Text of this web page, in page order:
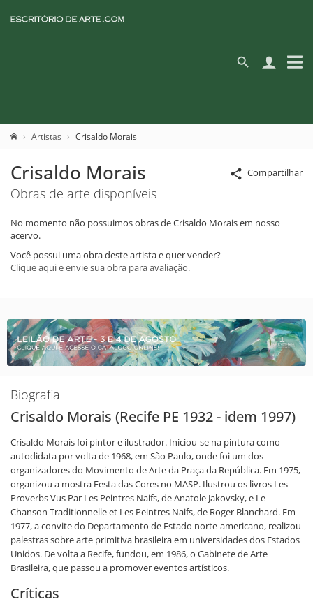
Artistas Crisaldo Morais
Compartilhar
Crisaldo Morais
Obras de arte disponíveis
No momento não possuimos obras de Crisaldo Morais em nosso
acervo.
Você possui uma obra deste artista e quer vender?
Clique aqui e envie sua obra para avaliação.
Biografia
Crisaldo Morais (Recife PE 1932 - idem 1997)
Crisaldo Morais foi pintor e ilustrador. Iniciou-se na pintura como
autodidata por volta de 1968, em São Paulo, onde foi um dos
organizadores do Movimento de Arte da Praça da República. Em 1975,
organizou a mostra Festa das Cores no MASP. Ilustrou os livros Les
Proverbs Vus Par Les Peintres Naifs, de Anatole Jakovsky, e Le
Chanson Traditionnelle et Les Peintres Naifs, de Roger Blanchard. Em
1977, a convite do Departamento de Estado norte-americano, realizou
palestras sobre arte primitiva brasileira em universidades dos Estados
Unidos. De volta a Recife, fundou, em 1986, o Gabinete de Arte
Brasileira, que passou a promover eventos artísticos.
Críticas